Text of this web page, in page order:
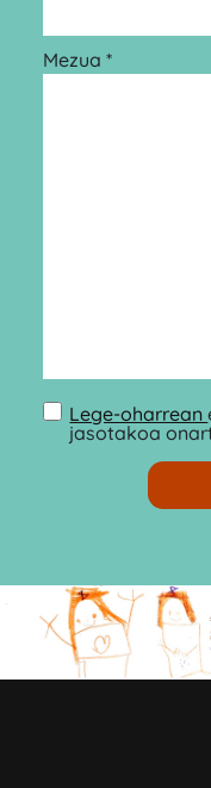
Mezua *
Lege-oharrean
jasotakoa